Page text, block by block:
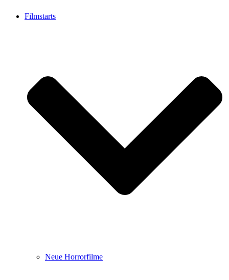
Filmstarts
Neue Horrorfilme